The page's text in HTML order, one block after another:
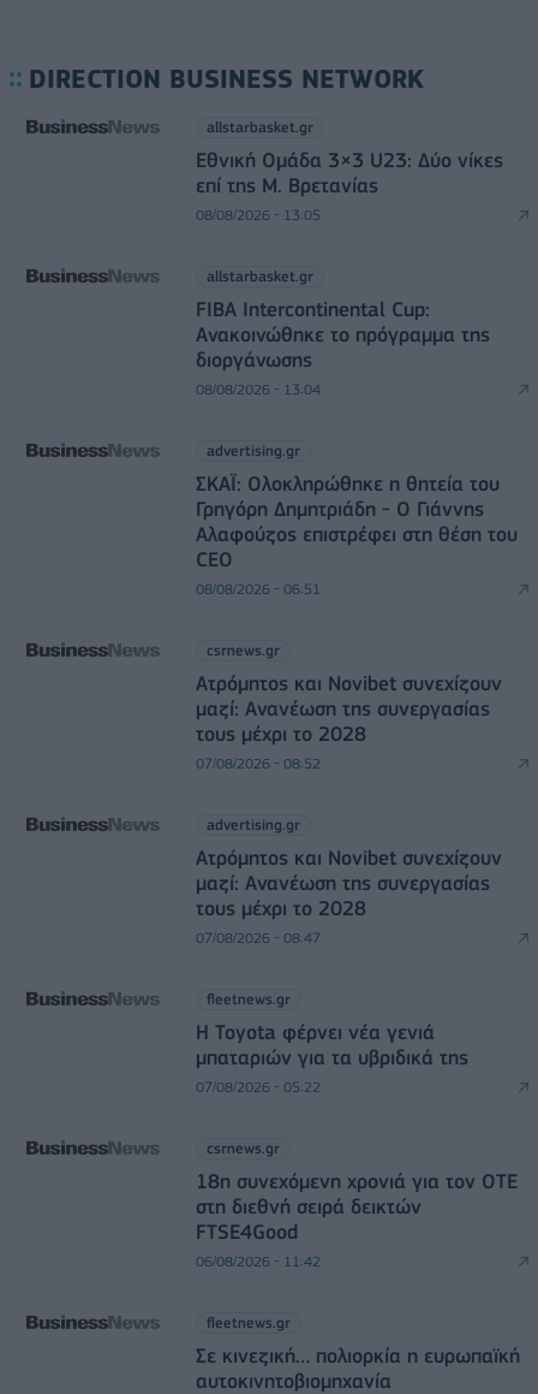
DIRECTION BUSINESS NETWORK
allstarbasket.gr
Εθνική Ομάδα 3×3 U23: Δύο νίκες
επί της Μ. Βρετανίας
08/08/2026 - 13:05
allstarbasket.gr
FIBA Intercontinental Cup:
Ανακοινώθηκε το πρόγραμμα της
διοργάνωσης
08/08/2026 - 13:04
advertising.gr
ΣΚΑΪ: Ολοκληρώθηκε η θητεία του
Γρηγόρη Δημητριάδη - Ο Γιάννης
Αλαφούζος επιστρέφει στη θέση του
CEO
08/08/2026 - 06:51
csrnews.gr
Ατρόμητος και Novibet συνεχίζουν
μαζί: Ανανέωση της συνεργασίας
τους μέχρι το 2028
07/08/2026 - 08:52
advertising.gr
Ατρόμητος και Novibet συνεχίζουν
μαζί: Ανανέωση της συνεργασίας
τους μέχρι το 2028
07/08/2026 - 08:47
fleetnews.gr
Η Toyota φέρνει νέα γενιά
μπαταριών για τα υβριδικά της
07/08/2026 - 05:22
csrnews.gr
18η συνεχόμενη χρονιά για τον ΟΤΕ
στη διεθνή σειρά δεικτών
FTSE4Good
06/08/2026 - 11:42
fleetnews.gr
Σε κινεζική… πολιορκία η ευρωπαϊκή
αυτοκινητοβιομηχανία